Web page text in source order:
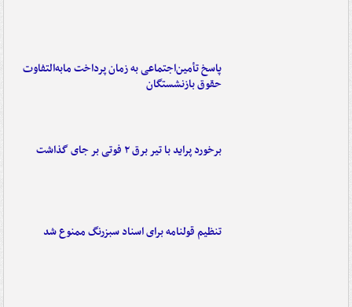
پاسخ تأمین‌اجتماعی به زمان پرداخت مابه‌التفاوت
حقوق بازنشستگان
برخورد پراید با تیر برق ۲ فوتی بر جای گذاشت
تنظیم قولنامه برای اسناد سبزرنگ ممنوع شد